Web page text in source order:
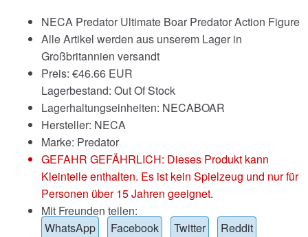
NECA Predator Ultimate Boar Predator Action Figure
Alle Artikel werden aus unserem Lager in
Großbritannien versandt
Preis: €46.66 EUR
Lagerbestand: Out Of Stock
Lagerhaltungseinheiten: NECABOAR
Hersteller: NECA
Marke: Predator
GEFAHR GEFÄHRLICH: Dieses Produkt kann
Kleinteile enthalten. Es ist kein Spielzeug und nur für
Personen über 15 Jahren geeignet.
Mit Freunden teilen:
WhatsApp
Facebook Twitter Reddit